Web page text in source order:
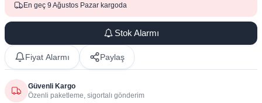
En geç 9 Ağustos Pazar kargoda
Stok Alarmı
Fiyat Alarmı Paylaş
Güvenli Kargo
Özenli paketleme, sigortalı gönderim